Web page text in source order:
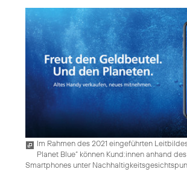
Im Rahmen des 2021 eingeführten
Planet Blue“ können Kund:innen anhand des
Smartphones unter